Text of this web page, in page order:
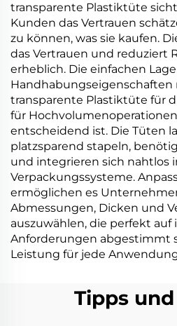
transparente Plastiktüte
Kunden das Vertrauen
zu können, was sie kaufen.
das Vertrauen und reduziert
erheblich. Die einfachen
Handhabungseigenschaften
transparente Plastiktüte für
für
entscheidend ist. Die Tüten
platzsparend stapeln,
und integrieren sich nahtlos
Verpackungssysteme.
ermöglichen es
Abmessungen, Dicken und
auszuwählen, die perfekt
Anforderungen abgestimmt
Leistung für jede
Tipps